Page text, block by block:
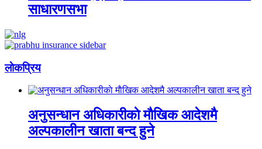
साधारणसभा
लाेकप्रिय
अनुसन्धान अधिकारीकाे माैखिक आदेशमै
अल्पकालीन खाता बन्द हुने